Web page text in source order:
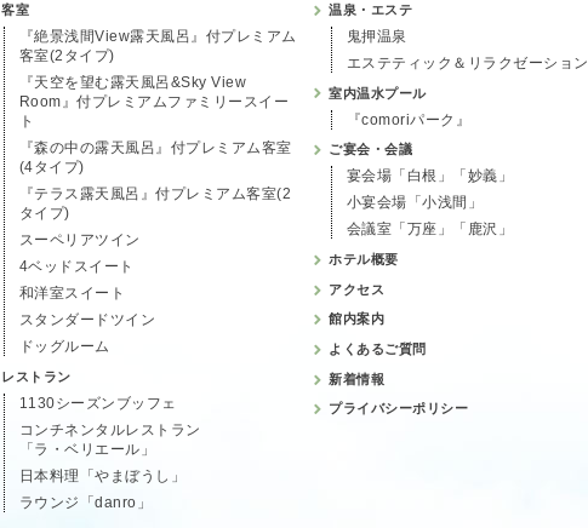
客室
『絶景浅間View露天風呂』付プレミアム
客室(2タイプ)
『天空を望む露天風呂&Sky View
Room』付プレミアムファミリースイー
ト
『森の中の露天風呂』付プレミアム客室
(4タイプ)
『テラス露天風呂』付プレミアム客室(2
タイプ)
スーペリアツイン
4ベッドスイート
和洋室スイート
スタンダードツイン
ドッグルーム
レストラン
1130シーズンブッフェ
コンチネンタルレストラン
「ラ・ベリエール」
日本料理「やまぼうし」
ラウンジ「danro」
温泉・エステ
鬼押温泉
エステティック＆リラクゼーション
室内温水プール
『comoriパーク』
ご宴会・会議
宴会場「白根」「妙義」
小宴会場「小浅間」
会議室「万座」「鹿沢」
ホテル概要
アクセス
館内案内
よくあるご質問
新着情報
プライバシーポリシー